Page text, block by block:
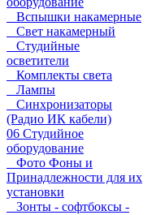
Вспышки накамерные
Свет накамерный
Студийные
осветители
Комплекты света
Лампы
Синхронизаторы
(Радио ИК кабели)
06 Студийное
оборудование
Фото Фоны и
Принадлежности для их
установки
Зонты - софтбоксы -